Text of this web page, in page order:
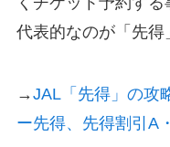
代表的なのが「先得
→JAL「先得」の攻
ー先得、先得割引A